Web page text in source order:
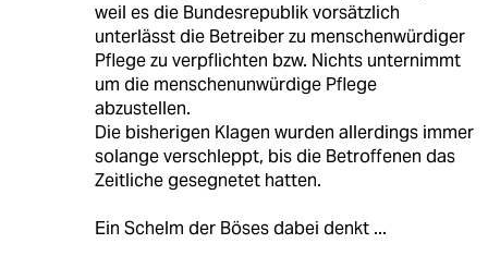
weil es die Bundesrepublik vorsätzlich
unterlässt die Betreiber zu menschenwürdiger
Pflege zu verpflichten bzw. Nichts unternimmt
um die menschenunwürdige Pflege
abzustellen.
Die bisherigen Klagen wurden allerdings immer
solange verschleppt, bis die Betroffenen das
Zeitliche gesegnetet hatten.
Ein Schelm der Böses dabei denkt ...